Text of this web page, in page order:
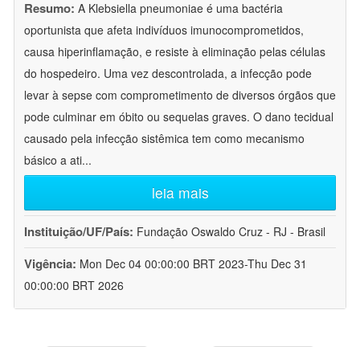
Resumo: A Klebsiella pneumoniae é uma bactéria
oportunista que afeta indivíduos imunocomprometidos,
causa hiperinflamação, e resiste à eliminação pelas células
do hospedeiro. Uma vez descontrolada, a infecção pode
levar à sepse com comprometimento de diversos órgãos que
pode culminar em óbito ou sequelas graves. O dano tecidual
causado pela infecção sistêmica tem como mecanismo
básico a ati...
leia mais
Instituição/UF/País: Fundação Oswaldo Cruz - RJ - Brasil
Vigência: Mon Dec 04 00:00:00 BRT 2023-Thu Dec 31
00:00:00 BRT 2026